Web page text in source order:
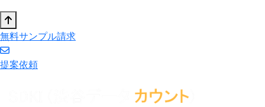
無料サンプル請求
提案依頼